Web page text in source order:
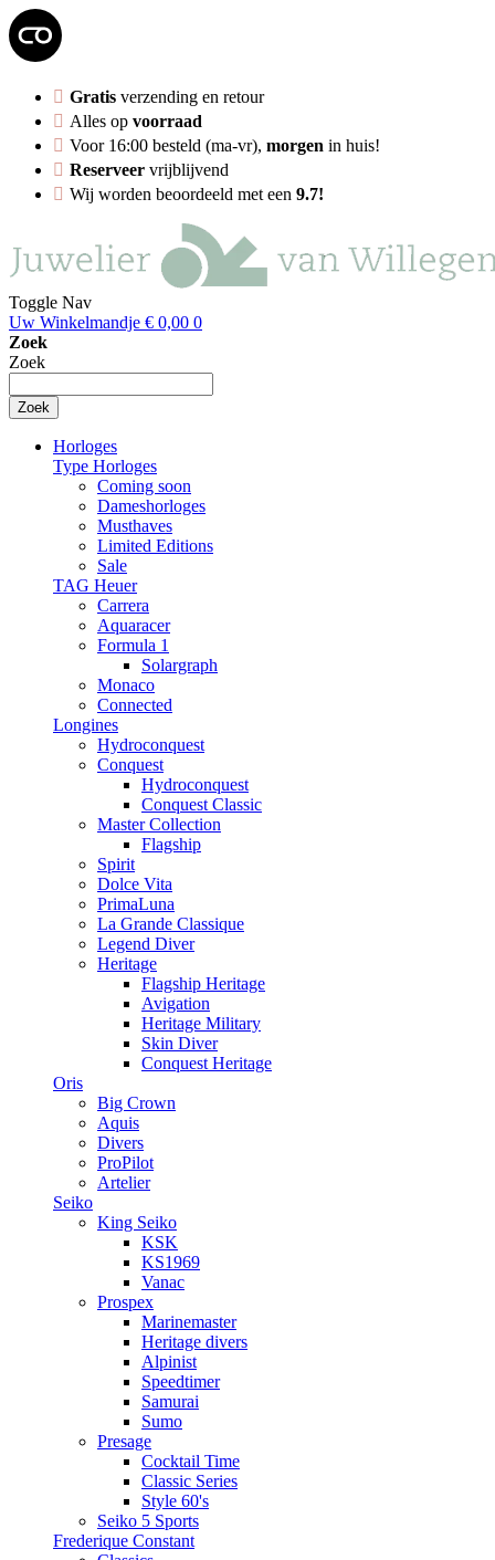
Gratis verzending en retour
Alles op voorraad
Voor 16:00 besteld (ma-vr), morgen in huis!
Reserveer vrijblijvend
Wij worden beoordeeld met een 9.7!
Toggle Nav
Uw Winkelmandje € 0,00 0
Zoek
Zoek
Zoek
Horloges
Type Horloges
Coming soon
Dameshorloges
Musthaves
Limited Editions
Sale
TAG Heuer
Carrera
Aquaracer
Formula 1
Solargraph
Monaco
Connected
Longines
Hydroconquest
Conquest
Hydroconquest
Conquest Classic
Master Collection
Flagship
Spirit
Dolce Vita
PrimaLuna
La Grande Classique
Legend Diver
Heritage
Flagship Heritage
Avigation
Heritage Military
Skin Diver
Conquest Heritage
Oris
Big Crown
Aquis
Divers
ProPilot
Artelier
Seiko
King Seiko
KSK
KS1969
Vanac
Prospex
Marinemaster
Heritage divers
Alpinist
Speedtimer
Samurai
Sumo
Presage
Cocktail Time
Classic Series
Style 60's
Seiko 5 Sports
Frederique Constant